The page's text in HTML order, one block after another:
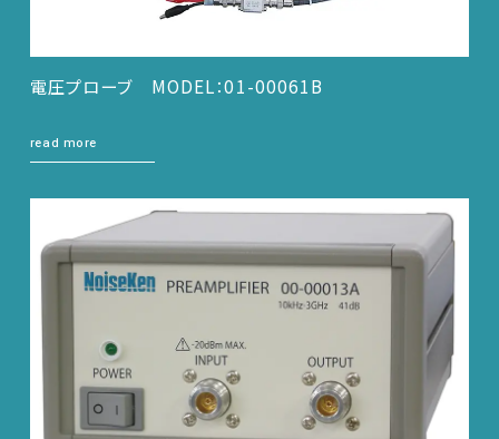
電圧プローブ MODEL：01-00061B
read more